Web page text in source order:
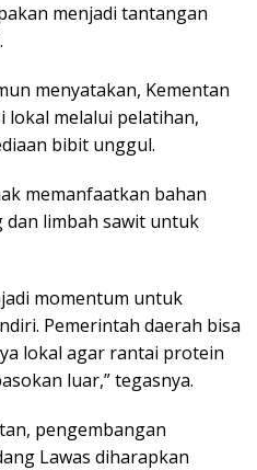
menjadi tantangan
menyatakan, Kementan
melalui pelatihan,
bibit unggul.
memanfaatkan bahan
limbah sawit untuk
momentum untuk
Pemerintah daerah bisa
lokal agar rantai protein
luar,” tegasnya.
pengembangan
Lawas diharapkan